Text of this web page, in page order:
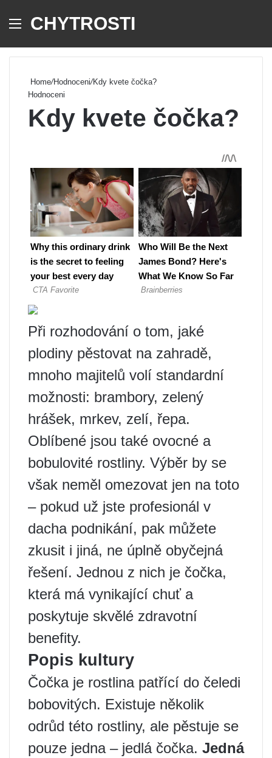
Menu
CHYTROSTI
Home/Hodnoceni/Kdy kvete čočka?
Hodnoceni
Kdy kvete čočka?
Při rozhodování o tom, jaké
plodiny pěstovat na zahradě,
mnoho majitelů volí standardní
možnosti: brambory, zelený
hrášek, mrkev, zelí, řepa.
Oblíbené jsou také ovocné a
bobulovité rostliny. Výběr by se
však neměl omezovat jen na toto
– pokud už jste profesionál v
dacha podnikání, pak můžete
zkusit i jiná, ne úplně obyčejná
řešení. Jednou z nich je čočka,
která má vynikající chuť a
poskytuje skvělé zdravotní
benefity.
Popis kultury
Čočka je rostlina patřící do čeledi
bobovitých. Existuje několik
odrůd této rostliny, ale pěstuje se
pouze jedna – jedlá čočka. Jedná